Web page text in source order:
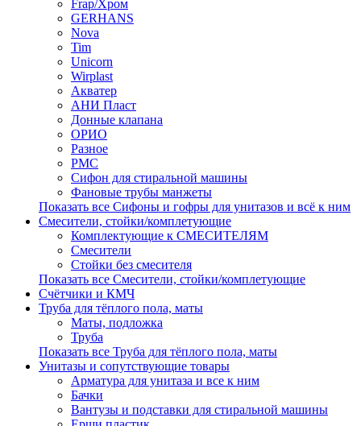
Frap/Хром
GERHANS
Nova
Tim
Unicorn
Wirplast
Акватер
АНИ Пласт
Донные клапана
ОРИО
Разное
РМС
Сифон для стиральной машины
Фановые трубы манжеты
Показать все Сифоны и гофры для унитазов и всё к ним
Смесители, стойки/комплетующие
Комплектующие к СМЕСИТЕЛЯМ
Смесители
Стойки без смесителя
Показать все Смесители, стойки/комплетующие
Счётчики и КМЧ
Труба для тёплого пола, маты
Маты, подложка
Труба
Показать все Труба для тёплого пола, маты
Унитазы и сопутствующие товары
Арматура для унитаза и все к ним
Бачки
Вантузы и подставки для стиральной машины